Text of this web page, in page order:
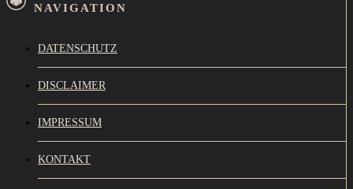
NAVIGATION
DATENSCHUTZ
DISCLAIMER
IMPRESSUM
KONTAKT